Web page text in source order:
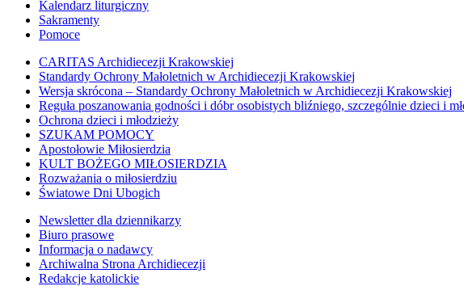
Kalendarz liturgiczny
Sakramenty
Pomoce
CARITAS Archidiecezji Krakowskiej
Standardy Ochrony Małoletnich w Archidiecezji Krakowskiej
Wersja skrócona – Standardy Ochrony Małoletnich w Archidiecezji Krakowskiej
Reguła poszanowania godności i dóbr osobistych bliźniego, szczególnie dzieci i
Ochrona dzieci i młodzieży
SZUKAM POMOCY
Apostołowie Miłosierdzia
KULT BOŻEGO MIŁOSIERDZIA
Rozważania o miłosierdziu
Światowe Dni Ubogich
Newsletter dla dziennikarzy
Biuro prasowe
Informacja o nadawcy
Archiwalna Strona Archidiecezji
Redakcje katolickie